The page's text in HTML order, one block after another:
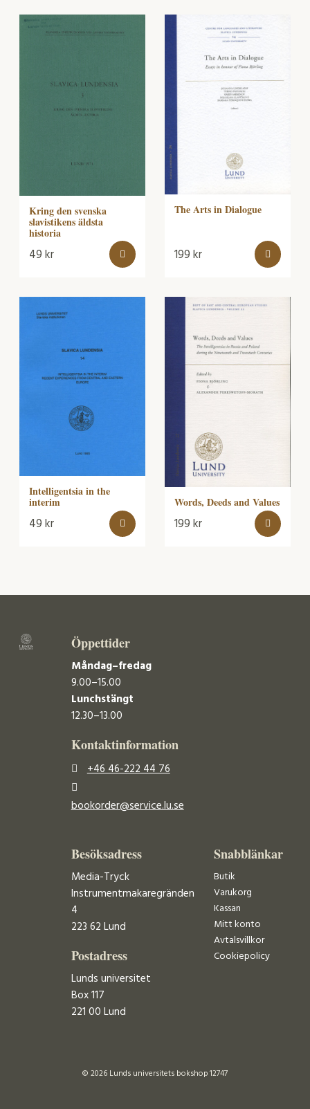
Kring den svenska
slavistikens äldsta
historia
49kr
The Arts in Dialogue
199kr
Intelligentsia in the
interim
49kr
Words, Deeds and Values
199kr
Öppettider
Måndag–fredag
9.00–15.00
Lunchstängt
12.30–13.00
Kontaktinformation
+46 46-222 44 76
bookorder@service.lu.se
Besöksadress
Media-Tryck
Instrumentmakaregränden
4
223 62 Lund
Postadress
Lunds universitet
Box 117
221 00 Lund
Snabblänkar
Butik
Varukorg
Kassan
Mitt konto
Avtalsvillkor
Cookiepolicy
© 2026 Lunds universitets bokshop 12747